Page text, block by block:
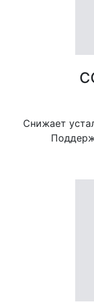
Снижает